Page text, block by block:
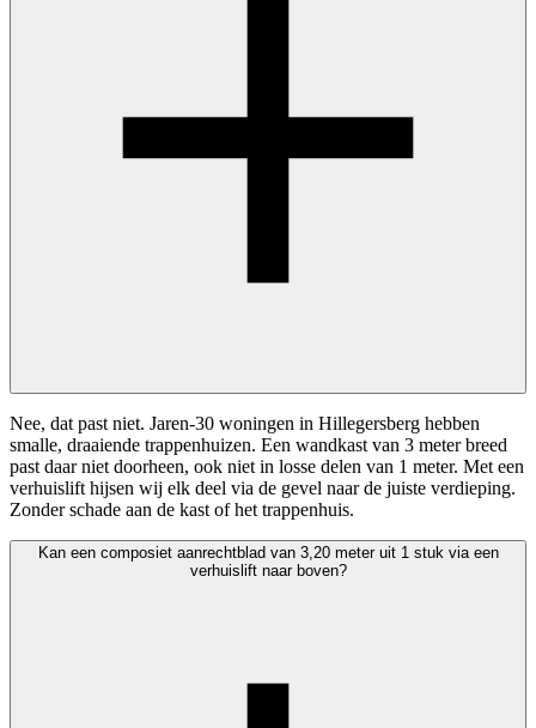
Nee, dat past niet. Jaren-30 woningen in Hillegersberg hebben
smalle, draaiende trappenhuizen. Een wandkast van 3 meter breed
past daar niet doorheen, ook niet in losse delen van 1 meter. Met een
verhuislift hijsen wij elk deel via de gevel naar de juiste verdieping.
Zonder schade aan de kast of het trappenhuis.
Kan een composiet aanrechtblad van 3,20 meter uit 1 stuk via een
verhuislift naar boven?